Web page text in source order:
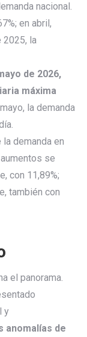
nacional.
en abril,
2025, la
de 2026,
máxima
la demanda
demanda en
se
con 11,89%;
también con
el panorama.
y
anomalías de